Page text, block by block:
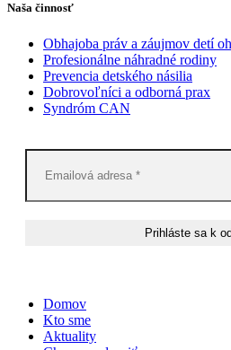
Naša činnosť
Obhajoba práv a záujmov detí
Profesionálne náhradné rodiny
Prevencia detského násilia
Dobrovoľníci a odborná prax
Syndróm CAN
Domov
Kto sme
Aktuality